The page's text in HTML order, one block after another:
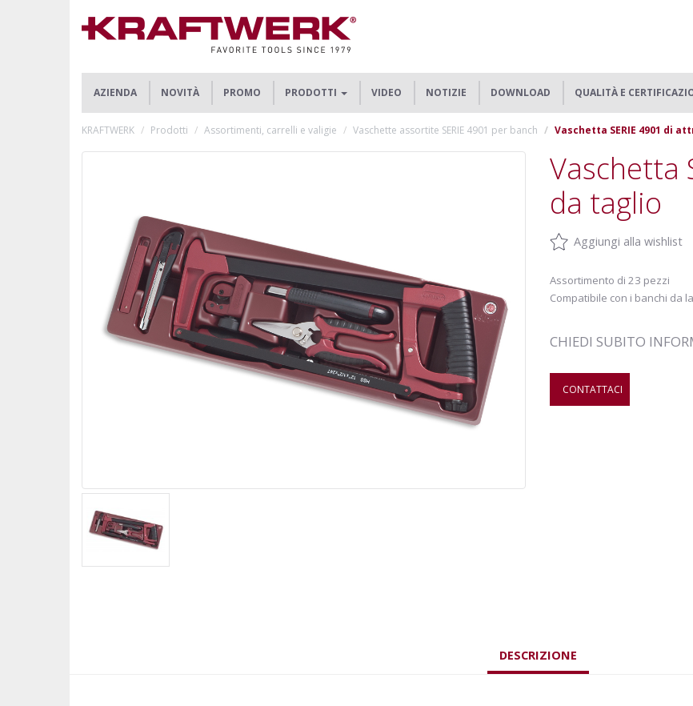
AZIENDA NOVITÀ PROMO PRODOTTI VIDEO NOTIZIE DOWNLOAD QUALITÀ E
KRAFTWERK Prodotti Assortimenti, carrelli e valigie Vaschette assortite SERIE 4901 per banch Vaschetta SERIE 4901 di
Vaschetta
da taglio
Aggiungi alla wishlist
Assortimento di 23 pezzi
Compatibile con i banchi da
CHIEDI SUBITO
CONTATTACI
DESCRIZIONE